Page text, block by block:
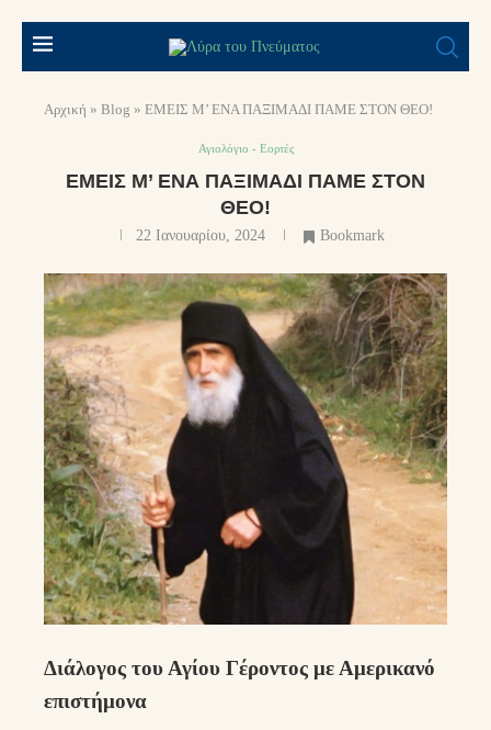
Αρχική » Blog » ΕΜΕΙΣ Μ’ ΕΝΑ ΠΑΞΙΜΑΔΙ ΠΑΜΕ ΣΤΟΝ ΘΕΟ!
Αγιολόγιο - Εορτές
ΕΜΕΙΣ Μ’ ΕΝΑ ΠΑΞΙΜΑΔΙ ΠΑΜΕ ΣΤΟΝ
ΘΕΟ!
22 Ιανουαρίου, 2024 Bookmark
Διάλογος του Αγίου Γέροντος με Αμερικανό
επιστήμονα